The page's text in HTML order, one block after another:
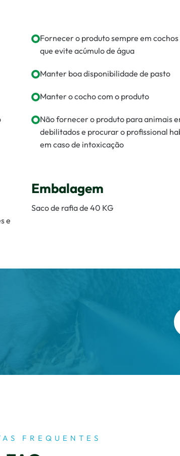
Fornecer o produto sempre em
que evite acúmulo de água
Manter boa disponibilidade de pasto
Manter o cocho com o produto
Não fornecer o produto para animais
debilitados e procurar o profissional
em caso de intoxicação
e
Embalagem
Saco de rafia de 40 KG
FREQUENTES